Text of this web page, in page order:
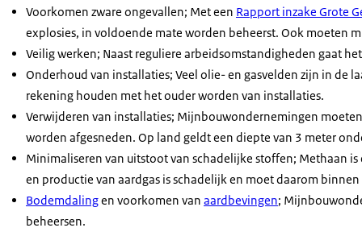
Voorkomen zware ongevallen; Met een Rapport inzake Grote
explosies, in voldoende mate worden beheerst. Ook moeten
Veilig werken; Naast reguliere arbeidsomstandigheden gaat
Onderhoud van installaties; Veel olie- en gasvelden zijn in de
rekening houden met het ouder worden van installaties.
Verwijderen van installaties; Mijnbouwondernemingen
worden afgesneden. Op land geldt een diepte van 3 meter
Minimaliseren van uitstoot van schadelijke stoffen; Methaan is
en productie van aardgas is schadelijk en moet daarom
Bodemdalingen voorkomen van aardbevingen;
beheersen.